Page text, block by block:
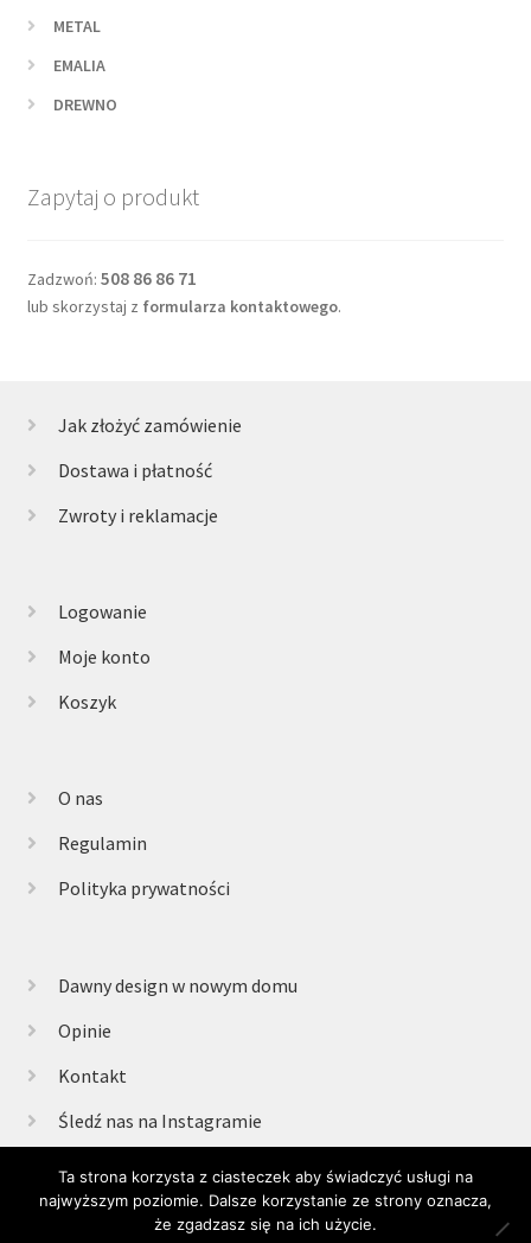
METAL
EMALIA
DREWNO
Zapytaj o produkt
Zadzwoń: 508 86 86 71
lub skorzystaj z formularza kontaktowego.
Jak złożyć zamówienie
Dostawa i płatność
Zwroty i reklamacje
Logowanie
Moje konto
Koszyk
O nas
Regulamin
Polityka prywatności
Dawny design w nowym domu
Opinie
Kontakt
Śledź nas na Instagramie
© Retrogabinet 2025
Ta strona korzysta z ciasteczek aby świadczyć usługi na
najwyższym poziomie. Dalsze korzystanie ze strony oznacza,
że zgadzasz się na ich użycie.